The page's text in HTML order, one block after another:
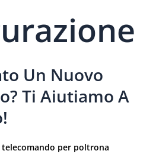
Un Nuovo
Ti Aiutiamo A
telecomando per poltrona